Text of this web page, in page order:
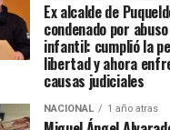
Ex alcalde de
condenado por
infantil: cumplió la
libertad y ahora
causas judiciales
NACIONAL 1 año atras